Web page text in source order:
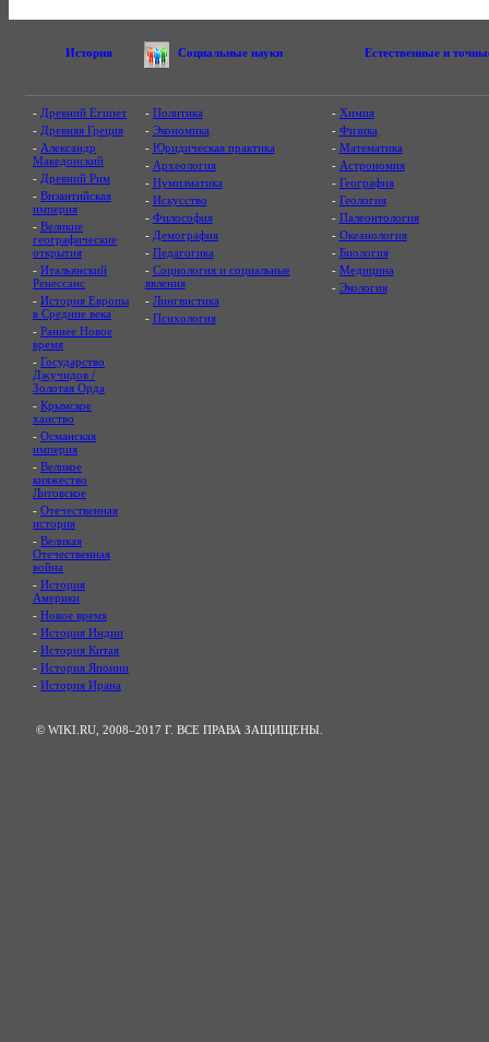
История Социальные науки Естественные и
- Древний Египет
- Древняя Греция
- Александр
Македонский
- Древний Рим
- Византийская
империя
- Великие
географические
открытия
- Итальянский
Ренессанс
- История Европы
в Средние века
- Раннее Новое
время
- Государство
Джучидов /
Золотая Орда
- Крымское
ханство
- Османская
империя
- Великое
княжество
Литовское
- Отечественная
история
- Великая
Отечественная
война
- История
Америки
- Новое время
- История Индии
- История Китая
- История Японии
- История Ирана
- Политика
- Экономика
- Юридическая практика
- Археология
- Нумизматика
- Искусство
- Философия
- Демография
- Педагогика
- Социология и социальные
явления
- Лингвистика
- Психология
- Химия
- Физика
- Математика
- Астрономия
- География
- Геология
- Палеонтология
- Океанология
- Биология
- Медицина
- Экология
© WIKI.RU, 2008–2017 Г. ВСЕ ПРАВА ЗАЩИЩЕНЫ.